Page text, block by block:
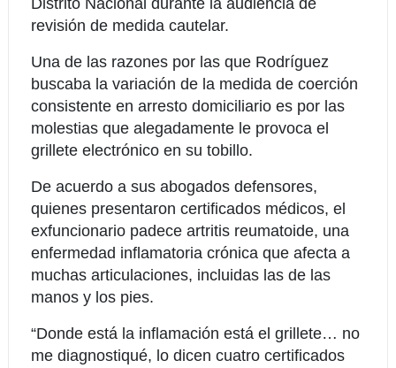
Distrito Nacional durante la audiencia de
revisión de medida cautelar.
Una de las razones por las que Rodríguez
buscaba la variación de la medida de coerción
consistente en arresto domiciliario es por las
molestias que alegadamente le provoca el
grillete electrónico en su tobillo.
De acuerdo a sus abogados defensores,
quienes presentaron certificados médicos, el
exfuncionario padece artritis reumatoide, una
enfermedad inflamatoria crónica que afecta a
muchas articulaciones, incluidas las de las
manos y los pies.
“Donde está la inflamación está el grillete… no
me diagnostiqué, lo dicen cuatro certificados